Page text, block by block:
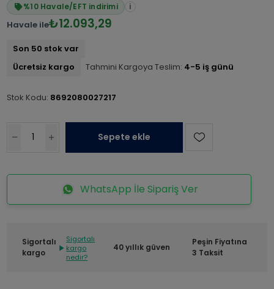
%10 Havale/EFT indirimi i
Havale ile₺12.093,29
Son 50 stok var
Ücretsiz kargo
Tahmini Kargoya Teslim: 4-5 iş günü
Stok Kodu: 8692080027217
Sepete ekle
WhatsApp İle Sipariş Ver
Sigortalı
kargo
Sigortalı
kargo
nedir?
40 yıllık güven
Peşin Fiyatına
3 Taksit